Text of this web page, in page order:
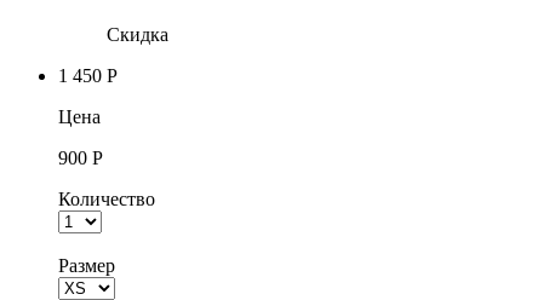
Скидка
1 450 Р
Цена
900 Р
Количество
Размер